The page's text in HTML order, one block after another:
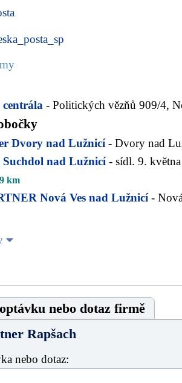
centrála - Politických vězňů 909/4,
Dvory nad Lužnicí - Dvory nad
Suchdol nad Lužnicí - sídl. 9.
km
Nová Ves nad Lužnicí -
nebo dotaz firmě
Rapšach
nebo dotaz: